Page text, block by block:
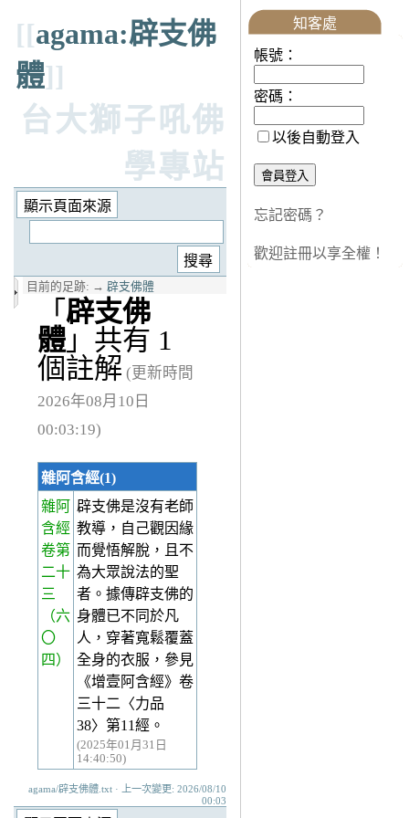
[[agama:辟支佛
體]]
台大獅子吼佛
學專站
目前的足跡: → 辟支佛體
「 辟支佛
體 」共有 1
個註解 (更新時間
2026年08月10日
00:03:19)
雜阿含經(1)
雜阿
含經
卷第
二十
三
（六
〇
四）
辟支佛是沒有老師
教導，自己觀因緣
而覺悟解脫，且不
為大眾說法的聖
者。據傳辟支佛的
身體已不同於凡
人，穿著寬鬆覆蓋
全身的衣服，參見
《增壹阿含經》卷
三十二〈力品
38〉第11經。
(2025年01月31日
14:40:50)
agama/辟支佛體.txt · 上一次變更: 2026/08/10
00:03
知客處
帳號：
密碼：
以後自動登入
忘記密碼？
歡迎註冊以享全權！